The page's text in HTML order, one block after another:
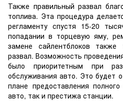
Также правильный развал
топлива. Эта процедура
регламенту спустя 15-20
попадании в торцевую яму,
замене сайлентблоков также
развал. Возможность
было приоритетным при
обслуживания авто. Это будет
плане предоставления
авто, так и престижа станции.